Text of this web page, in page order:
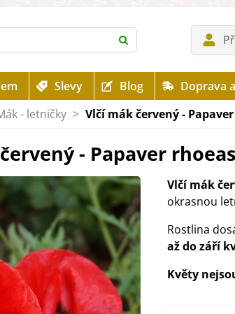
Slevy Blog Doprava
- letničky > Vlčí mák červený -
- Papaver
Vlčí mák
okrasnou
Rostlina
až do září
Květy